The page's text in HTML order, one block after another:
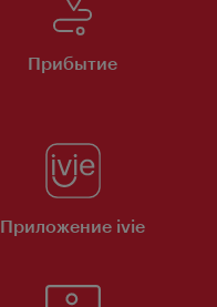
Прибытие
Приложение ivie